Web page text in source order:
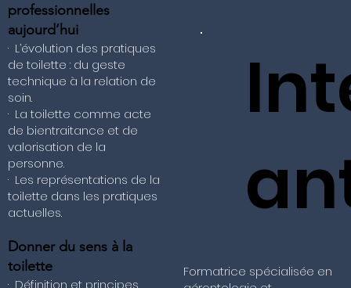
professionnelles
aujourd’hui
· L’évolution des pratiques
de toilette : du geste
technique à la relation de
soin.
· La toilette comme acte
de bientraitance et de
valorisation de la
personne.
· Les représentations de la
toilette dans les pratiques
actuelles.
Donner du sens à la
toilette
· Définition et principes
Formatrice spécialisée en